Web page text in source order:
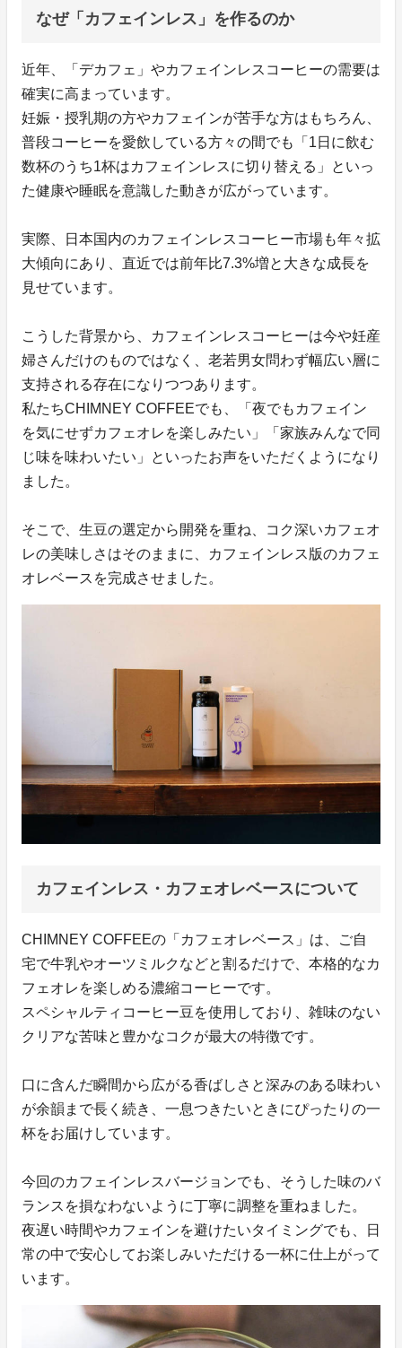
なぜ「カフェインレス」を作るのか
近年、「デカフェ」やカフェインレスコーヒーの需要は
確実に高まっています。
妊娠・授乳期の方やカフェインが苦手な方はもちろん、
普段コーヒーを愛飲している方々の間でも「1日に飲む
数杯のうち1杯はカフェインレスに切り替える」といっ
た健康や睡眠を意識した動きが広がっています。
実際、日本国内のカフェインレスコーヒー市場も年々拡
大傾向にあり、直近では前年比7.3%増と大きな成長を
見せています。
こうした背景から、カフェインレスコーヒーは今や妊産
婦さんだけのものではなく、老若男女問わず幅広い層に
支持される存在になりつつあります。
私たちCHIMNEY COFFEEでも、「夜でもカフェイン
を気にせずカフェオレを楽しみたい」「家族みんなで同
じ味を味わいたい」といったお声をいただくようになり
ました。
そこで、生豆の選定から開発を重ね、コク深いカフェオ
レの美味しさはそのままに、カフェインレス版のカフェ
オレベースを完成させました。
カフェインレス・カフェオレベースについて
CHIMNEY COFFEEの「カフェオレベース」は、ご自
宅で牛乳やオーツミルクなどと割るだけで、本格的なカ
フェオレを楽しめる濃縮コーヒーです。
スペシャルティコーヒー豆を使用しており、雑味のない
クリアな苦味と豊かなコクが最大の特徴です。
口に含んだ瞬間から広がる香ばしさと深みのある味わい
が余韻まで長く続き、一息つきたいときにぴったりの一
杯をお届けしています。
今回のカフェインレスバージョンでも、そうした味のバ
ランスを損なわないように丁寧に調整を重ねました。
夜遅い時間やカフェインを避けたいタイミングでも、日
常の中で安心してお楽しみいただける一杯に仕上がって
います。